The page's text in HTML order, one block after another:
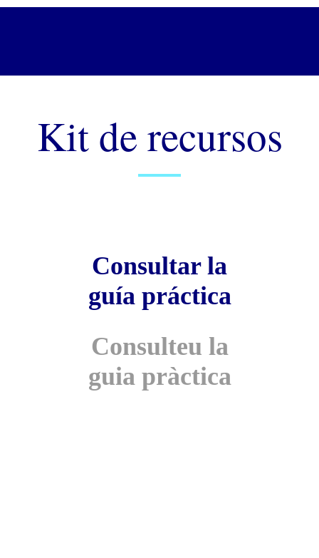
Kit de recursos
Consultar la
guía práctica
Consulteu la
guia pràctica